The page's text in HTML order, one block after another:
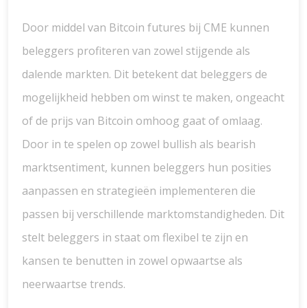
Door middel van Bitcoin futures bij CME kunnen
beleggers profiteren van zowel stijgende als
dalende markten. Dit betekent dat beleggers de
mogelijkheid hebben om winst te maken, ongeacht
of de prijs van Bitcoin omhoog gaat of omlaag.
Door in te spelen op zowel bullish als bearish
marktsentiment, kunnen beleggers hun posities
aanpassen en strategieën implementeren die
passen bij verschillende marktomstandigheden. Dit
stelt beleggers in staat om flexibel te zijn en
kansen te benutten in zowel opwaartse als
neerwaartse trends.